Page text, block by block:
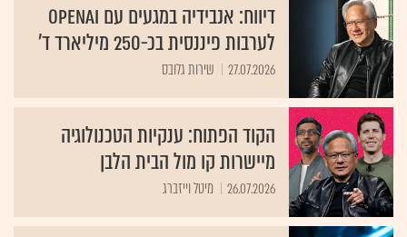
דיווח: אנבידיה במגעים עם OpenAI
לערבות פיננסית בכ-250 מיליארד ד'
27.07.2026 שירות גלובס
הקוד הפתוח: ענקיות הטכנולוגיה
מיישרות קו מול הבית הלבן
26.07.2026 מיטל וייזברג